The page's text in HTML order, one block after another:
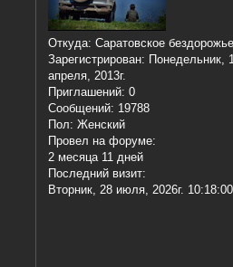
Откуда: Саратовское бездорожье
Зарегистрирован: Понедельник,
апреля, 2013г.
Приглашений: 0
Сообщений: 19788
Пол: Женский
Провел на форуме:
2 месяца 11 дней
Последний визит:
Вторник, 28 июля, 2026г. 10:18:00